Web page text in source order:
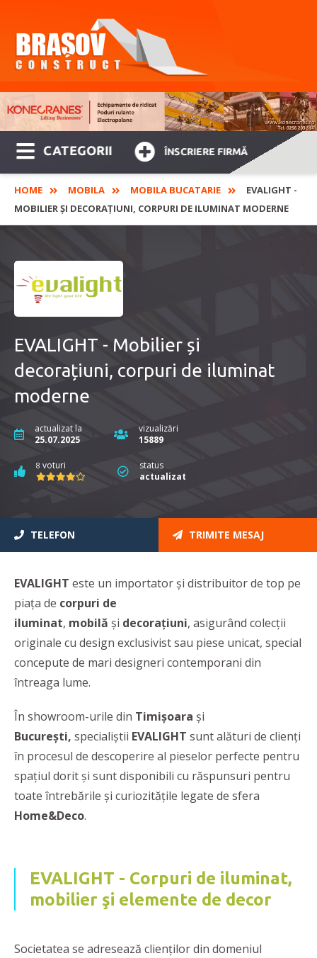
CATEGORII ÎNSCRIERE FIRMĂ
HOME MOBILA MOBILA BUCATARIE
EVALIGHT -
MOBILIER ȘI DECORAȚIUNI, CORPURI DE ILUMINAT MODERNE
EVALIGHT - Mobilier și
decorațiuni, corpuri de iluminat
moderne
actualizat la
25.07.2025
vizualizări
15889
8 voturi
status
actualizat
TELEFON TRIMITE MESAJ
EVALIGHT este un importator și distribuitor de top pe
piața de corpuri de
iluminat, mobilă și decorațiuni, asigurând colecții
originale cu design exclusivist sau piese unicat, special
concepute de mari designeri contemporani din
întreaga lume.
În showroom-urile din Timișoara și
București, specialiștii EVALIGHT sunt alături de clienţi
în procesul de descoperire al pieselor perfecte pentru
spațiul dorit și sunt disponibili cu răspunsuri pentru
toate întrebările și curiozitățile legate de sfera
Home&Deco.
EVALIGHT - Corpuri de iluminat,
mobilier şi elemente de decor
Societatea se adresează clienţilor din domeniul